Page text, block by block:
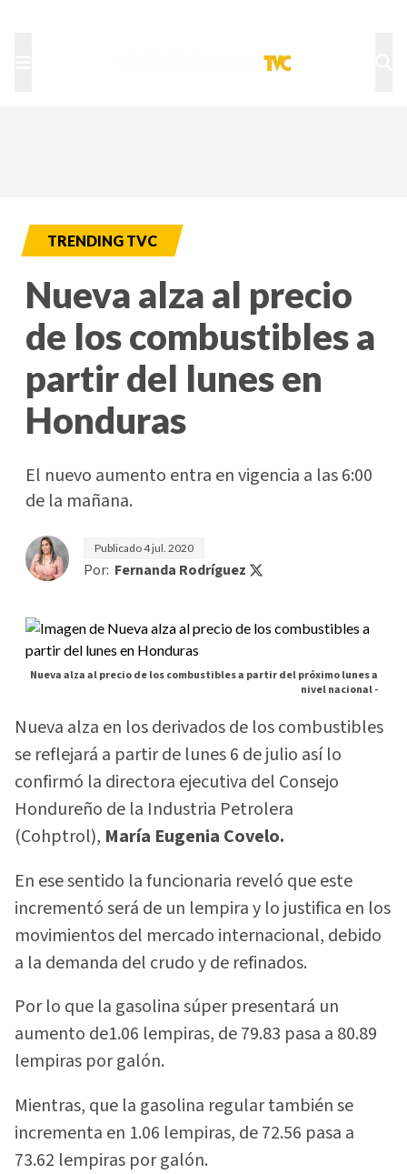
TRENDING TVC
Nueva alza al precio
de los combustibles a
partir del lunes en
Honduras
El nuevo aumento entra en vigencia a las 6:00
de la mañana.
Publicado4 jul. 2020
Por: Fernanda Rodríguez
Nueva alza al precio de los combustibles a partir del próximo lunes a
nivel nacional -
Nueva alza en los derivados de los combustibles
se reflejará a partir de lunes 6 de julio así lo
confirmó la directora ejecutiva del Consejo
Hondureño de la Industria Petrolera
(Cohptrol), María Eugenia Covelo.
En ese sentido la funcionaria reveló que este
incrementó será de un lempira y lo justifica en los
movimientos del mercado internacional, debido
a la demanda del crudo y de refinados.
Por lo que la gasolina súper presentará un
aumento de1.06 lempiras, de 79.83 pasa a 80.89
lempiras por galón.
Mientras, que la gasolina regular también se
incrementa en 1.06 lempiras, de 72.56 pasa a
73.62 lempiras por galón.